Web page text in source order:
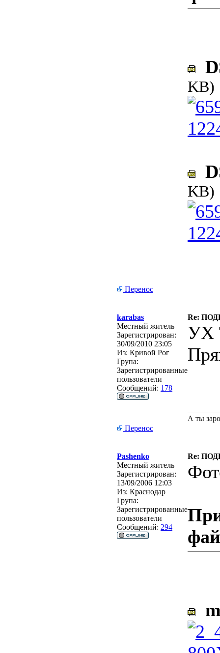
KB)
KB)
Перенос
karabas
Re:
Местный житель
Зарегистрирован:
30/09/2010 23:05
Из: Кривой Рог
Група:
Зарегистрированные
пользователи
Сообщений: 178
УХ
А ты
Перенос
Pashenko
Re:
Местный житель
Зарегистрирован:
13/09/2006 12:03
Из: Краснодар
Група:
Зарегистрированные
пользователи
Сообщений: 294